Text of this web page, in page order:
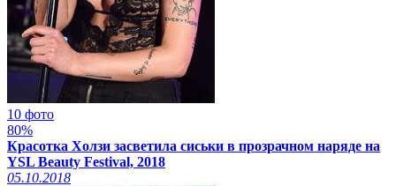
10 фото
80%
Красотка Холзи засветила сиськи в прозрачном наряде на
YSL Beauty Festival, 2018
05.10.2018